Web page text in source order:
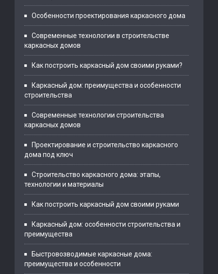
Особенности проектирования каркасного дома
Современные технологии в строительстве
каркасных домов
Как построить каркасный дом своими руками?
Каркасный дом: преимущества и особенности
строительства
Современные технологии строительства
каркасных домов
Проектирование и строительство каркасного
дома под ключ
Строительство каркасного дома: этапы,
технологии и материалы
Как построить каркасный дом своими руками
Каркасный дом: особенности строительства и
преимущества
Быстровозводимые каркасные дома:
преимущества и особенности